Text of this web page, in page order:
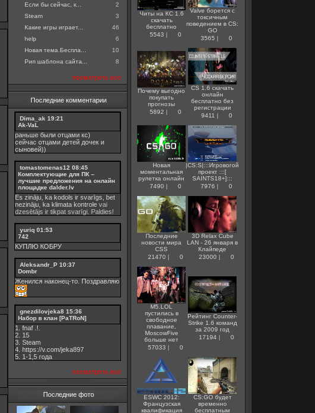
Если бы сейчас, к...
2
Steam
3
Какие игры играет...
46
help
6
Новая тема.Беспла...
10
Рип шаблона сайта...
8
посмотреть все
Последние комментарии
Dima_ak 19:21
Ak-VaL
раньше были отцами кс)
сейчас отцами детей дочек и
сыновей))
tomastomenas12 08:45
Комплектующие для ПК –
лучшие предложения на онлайн
площадке dalder.lv
Es zināju, ka kodols ir svarīgs, bet
nezināju, ka klimata kontrole vai
dzesētājs ir tikpat svarīgi. Paldies!
yuriq 01:53
742
КУПЛЮ КОБРУ
Aleksandr_P 10:37
Dombr
Женился наконец-то. Поздравляю
gnezdilovjeka8 15:36
Набор в клан [PaTRoN]
1. fnaf .!.
2. 15
3. Steam
4. https://v.com/jeka897
5. 1-1,5 годa
посмотреть все
Последние фото
Читы на КС 1.6
скачать
бесплатно
5543 | 0
Valve борется с
токсичным
поведением в CS:
GO
3565 | 0
Почему выгодно
покупать
прогнозы
5892 | 0
CS 1.6 скачать
онлайн
бесплатно без
регистрации
9411 | 0
Новая
моментальная
рулетка онлайн
7490 | 0
|CS:S|:::Игровогой
проект :::[
SAINTS18+]:::
7976 | 0
Последние
новости мира
CSS
21470 | 0
3D Relax Cube
LAN - 26 января в
Клайпеде
23000 | 0
M5.LOL
пустились в
свободное
плавание,
MoscowFive
больше нет
57033 | 0
Рейтинг Counter-
Strike 1.6 команд
за 2009 год
17194 | 0
ESWC 2012:
Французская
квалификация
CS:GO будет
временно
бесплатным